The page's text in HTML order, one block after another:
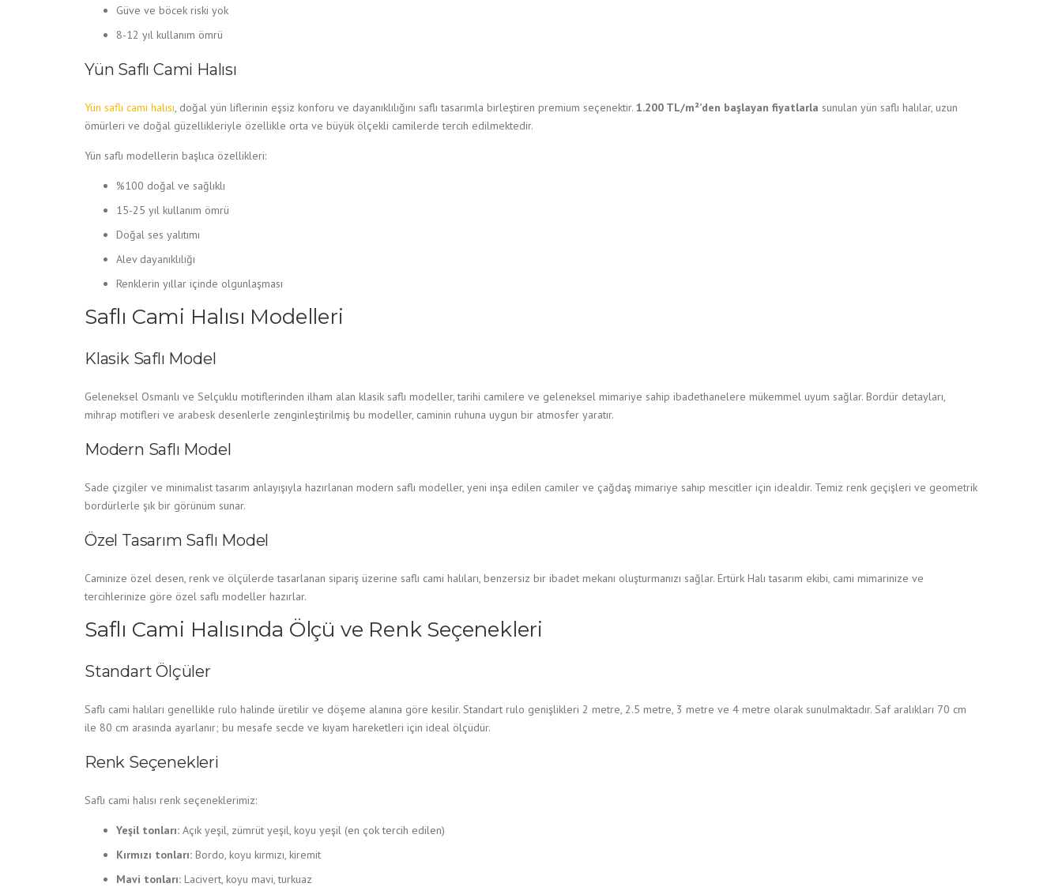
Güve ve böcek riski yok
8-12 yıl kullanım ömrü
Yün Saflı Cami Halısı
Yün saflı cami halısı, doğal yün liflerinin eşsiz konforu ve dayanıklılığını saflı tasarımla birleştiren premium seçenektir. 1.200 TL/m²’den başlayan fiyatlarla sunulan yün saflı halılar, uzun
ömürleri ve doğal güzellikleriyle özellikle orta ve büyük ölçekli camilerde tercih edilmektedir.
Yün saflı modellerin başlıca özellikleri:
%100 doğal ve sağlıklı
15-25 yıl kullanım ömrü
Doğal ses yalıtımı
Alev dayanıklılığı
Renklerin yıllar içinde olgunlaşması
Saflı Cami Halısı Modelleri
Klasik Saflı Model
Geleneksel Osmanlı ve Selçuklu motiflerinden ilham alan klasik saflı modeller, tarihi camilere ve geleneksel mimariye sahip ibadethanelere mükemmel uyum sağlar. Bordür detayları,
mihrap motifleri ve arabesk desenlerle zenginleştirilmiş bu modeller, caminin ruhuna uygun bir atmosfer yaratır.
Modern Saflı Model
Sade çizgiler ve minimalist tasarım anlayışıyla hazırlanan modern saflı modeller, yeni inşa edilen camiler ve çağdaş mimariye sahip mescitler için idealdir. Temiz renk geçişleri ve geometrik
bordürlerle şık bir görünüm sunar.
Özel Tasarım Saflı Model
Caminize özel desen, renk ve ölçülerde tasarlanan sipariş üzerine saflı cami halıları, benzersiz bir ibadet mekanı oluşturmanızı sağlar. Ertürk Halı tasarım ekibi, cami mimarinize ve
tercihlerinize göre özel saflı modeller hazırlar.
Saflı Cami Halısında Ölçü ve Renk Seçenekleri
Standart Ölçüler
Saflı cami halıları genellikle rulo halinde üretilir ve döşeme alanına göre kesilir. Standart rulo genişlikleri 2 metre, 2.5 metre, 3 metre ve 4 metre olarak sunulmaktadır. Saf aralıkları 70 cm
ile 80 cm arasında ayarlanır; bu mesafe secde ve kıyam hareketleri için ideal ölçüdür.
Renk Seçenekleri
Saflı cami halısı renk seçeneklerimiz:
Yeşil tonları: Açık yeşil, zümrüt yeşil, koyu yeşil (en çok tercih edilen)
Kırmızı tonları: Bordo, koyu kırmızı, kiremit
Mavi tonları: Lacivert, koyu mavi, turkuaz